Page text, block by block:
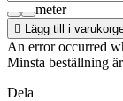
meter
 Lägg till i
An error occurred
Minsta beställning
Dela